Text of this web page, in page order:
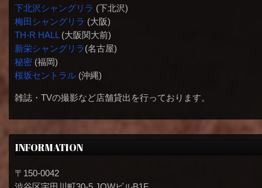
下北沢シャングリラ (下北沢)
梅田シャングリラ (大阪)
TH-R HALL(大阪関大前)
新栄シャングリラ(名古屋)
秘密(福岡)
桜坂セントラル(沖縄)
雑誌・TVの撮影など店舗貸出を行っております。
INFORMATION
〒150-0042